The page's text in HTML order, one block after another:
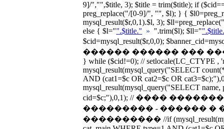
9]/","",$title, 3); $title = trim($title); if
preg_replace("/[0-9]/", "", $l); } {
mysql_result($r,0,1).$l, 3);
else { $l="".$title." » ".trim($l); $ll="
$cid=mysql_result($r,0,0);
������ ������ ���
} while ($cid!=0); // setlocale(LC_CTYPE ,
mysql_result(mysql_query("SELECT
AND (cat1=$c OR cat2=$c OR
mysql_result(mysql_query("SELECT
cid=$c;"),0,1); // ����
��������� - ������ �
���������� //if